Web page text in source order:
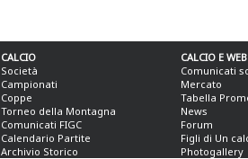
CALCIO
Società
Campionati
Coppe
Torneo della Montagna
Comunicati FIGC
Calendario Partite
Archivio Storico
CALCIO E WEB
Comunicati
Mercato
Tabella
News
Forum
Figli di Un
Photogallery